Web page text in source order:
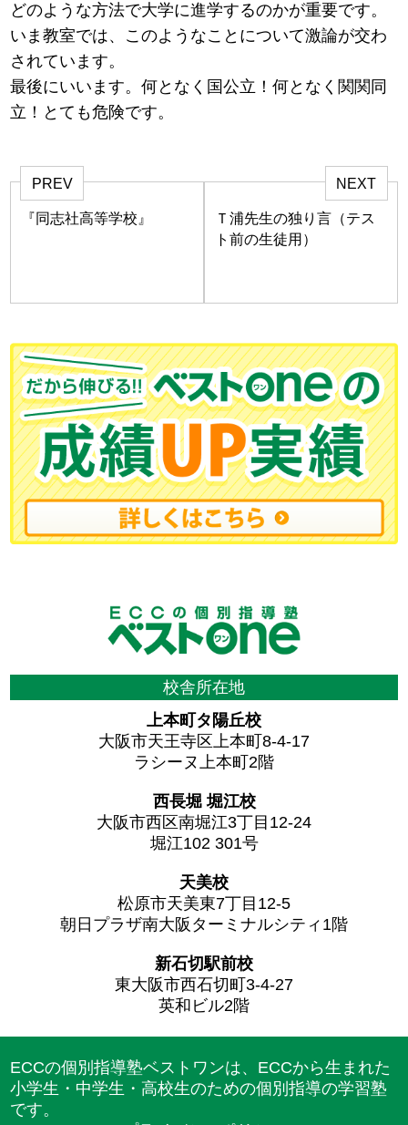
どのような方法で大学に進学するのかが重要です。
いま教室では、このようなことについて激論が交わ
されています。
最後にいいます。何となく国公立！何となく関関同
立！とても危険です。
PREV
『同志社高等学校』
NEXT
Ｔ浦先生の独り言（テス
ト前の生徒用）
校舎所在地
上本町タ陽丘校
大阪市天王寺区上本町8-4-17
ラシーヌ上本町2階
西長堀 堀江校
大阪市西区南堀江3丁目12-24
堀江102 301号
天美校
松原市天美東7丁目12-5
朝日プラザ南大阪ターミナルシティ1階
新石切駅前校
東大阪市西石切町3-4-27
英和ビル2階
ECCの個別指導塾ベストワンは、ECCから生まれた
小学生・中学生・高校生のための個別指導の学習塾
です。